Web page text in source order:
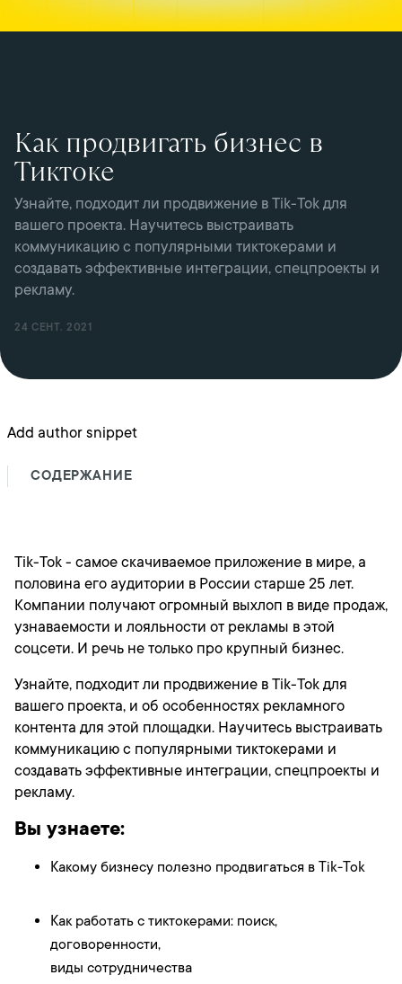
Как продвигать бизнес в
Тиктоке
Узнайте, подходит ли продвижение в Tik-Tok для
вашего проекта. Научитесь выстраивать
коммуникацию с популярными тиктокерами и
создавать эффективные интеграции, спецпроекты и
рекламу.
24 СЕНТ. 2021
Add author snippet
СОДЕРЖАНИЕ
Tik-Tok - самое скачиваемое приложение в мире, а
половина его аудитории в России старше 25 лет.
Компании получают огромный выхлоп в виде продаж,
узнаваемости и лояльности от рекламы в этой
соцсети. И речь не только про крупный бизнес.
Узнайте, подходит ли продвижение в Tik-Tok для
вашего проекта, и об особенностях рекламного
контента для этой площадки. Научитесь выстраивать
коммуникацию с популярными тиктокерами и
создавать эффективные интеграции, спецпроекты и
рекламу.
Вы узнаете:
Какому бизнесу полезно продвигаться в Tik-Tok
Как работать с тиктокерами: поиск,
договоренности,
виды сотрудничества